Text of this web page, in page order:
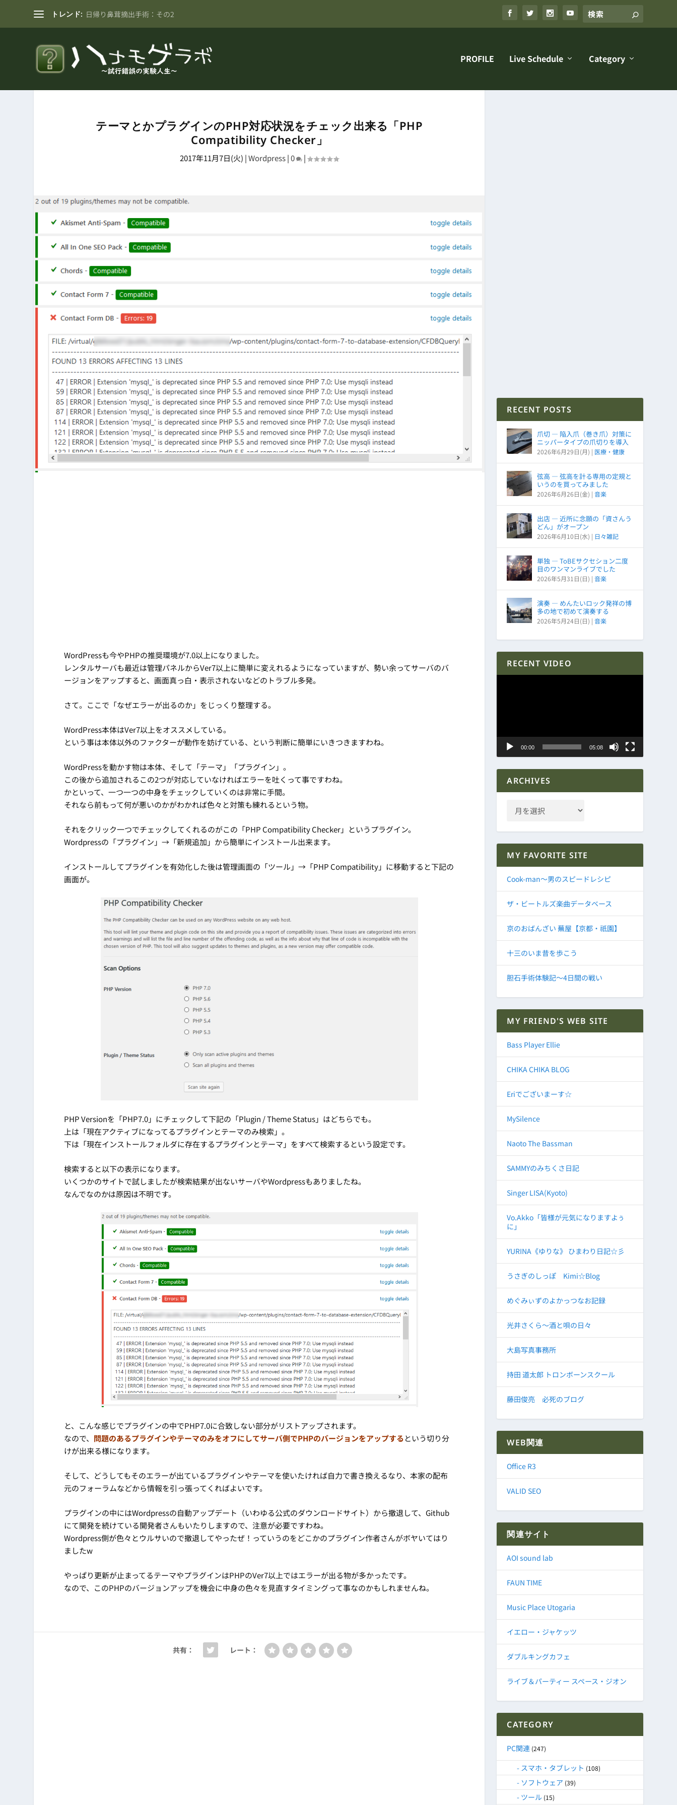
トレンド: 日帰り鼻茸摘出手術：その2
PROFILE Live Schedule Category
テーマとかプラグインのPHP対応状況をチェック出来る「PHP
Compatibility Checker」
2017年11月7日(火) |Wordpress|0 |
WordPressも今やPHPの推奨環境が7.0以上になりました。
レンタルサーバも最近は管理パネルからVer7以上に簡単に変えれるようになっていますが、勢い余ってサーバのバ
ージョンをアップすると、画面真っ白・表示されないなどのトラブル多発。
さて。ここで「なぜエラーが出るのか」をじっくり整理する。
WordPress本体はVer7以上をオススメしている。
という事は本体以外のファクターが動作を妨げている、という判断に簡単にいきつきますわね。
WordPressを動かす物は本体、そして「テーマ」「プラグイン」。
この後から追加されるこの2つが対応していなければエラーを吐くって事ですわね。
かといって、一つ一つの中身をチェックしていくのは非常に手間。
それなら前もって何が悪いのかがわかれば色々と対策も練れるという物。
それをクリック一つでチェックしてくれるのがこの「PHP Compatibility Checker」というプラグイン。
Wordpressの「プラグイン」→「新規追加」から簡単にインストール出来ます。
インストールしてプラグインを有効化した後は管理画面の「ツール」→「PHP Compatibility」に移動すると下記の
画面が。
PHP Versionを「PHP7.0」にチェックして下記の「Plugin / Theme Status」はどちらでも。
上は「現在アクティブになってるプラグインとテーマのみ検索」。
下は「現在インストールフォルダに存在するプラグインとテーマ」をすべて検索するという設定です。
検索すると以下の表示になります。
いくつかのサイトで試しましたが検索結果が出ないサーバやWordpressもありましたね。
なんでなのかは原因は不明です。
と、こんな感じでプラグインの中でPHP7.0に合致しない部分がリストアップされます。
なので、 問題のあるプラグインやテーマのみをオフにしてサーバ側でPHPのバージョンをアップするという切り分
けが出来る様になります。
そして、どうしてもそのエラーが出ているプラグインやテーマを使いたければ自力で書き換えるなり、本家の配布
元のフォーラムなどから情報を引っ張ってくればよいです。
プラグインの中にはWordpressの自動アップデート（いわゆる公式のダウンロードサイト）から撤退して、Github
にて開発を続けている開発者さんもいたりしますので、注意が必要ですわね。
Wordpress側が色々とウルサいので撤退してやったぜ！っていうのをどこかのプラグイン作者さんがボヤいてはり
ましたw
やっぱり更新が止まってるテーマやプラグインはPHPのVer7以上ではエラーが出る物が多かったです。
なので、このPHPのバージョンアップを機会に中身の色々を見直すタイミングって事なのかもしれませんね。
共有： レート：
RECENT POSTS
爪切 ― 陥入爪（巻き爪）対策に
ニッパータイプの爪切りを導入
2026年6月29日(月) | 医療・健康
弦高 ― 弦高を計る専用の定規と
いうのを買ってみました
2026年6月26日(金) |音楽
出店 ― 近所に念願の「資さんう
どん」がオープン
2026年6月10日(水) | 日々雑記
単独 ― ToBEサクセション二度
目のワンマンライブでした
2026年5月31日(日) |音楽
演奏 ― めんたいロック発祥の博
多の地で初めて演奏する
2026年5月24日(日) |音楽
RECENT VIDEO
ー
00:00 05:08
ARCHIVES
MY FAVORITE SITE
Cook-man～男のスピードレシピ
ザ・ビートルズ楽曲データベース
京のおばんざい 蕪屋【京都・祇園】
十三のいま昔を歩こう
胆石手術体験記～4日間の戦い
MY FRIEND'S WEB SITE
Bass Player Ellie
CHIKA CHIKA BLOG
Eriでございまーす☆
MySilence
Naoto The Bassman
SAMMYのみちくさ日記
Singer LISA(Kyoto)
Vo.Akko「皆様が元気になりますよぅ
に」
YURINA《ゆりな》 ひまわり日記☆彡
うさぎのしっぽ Kimi☆Blog
めぐみぃずのよかっつなお記録
光井さくら～酒と唄の日々
大島写真事務所
持田 道太郎 トロンボーンスクール
藤田俊亮 必死のブログ
WEB関連
Office R3
VALID SEO
関連サイト
AOI sound lab
FAUN TIME
Music Place Utogaria
イエロー・ジャケッツ
ダブルキングカフェ
ライブ＆パーティー スペース・ジオン
CATEGORY
PC関連 (247)
スマホ・タブレット (108)
ソフトウェア (39)
ツール (15)